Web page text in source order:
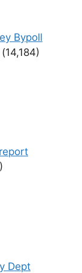
Bypoll
(14,184)
Dept